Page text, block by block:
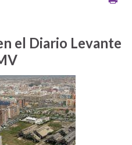
el Diario Levante